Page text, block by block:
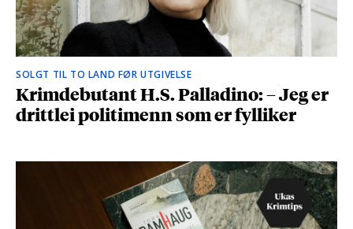
SOLGT TIL TO LAND FØR UTGIVELSE
Krimdebutant H.S. Palladino: – Jeg er
drittlei politimenn som er fylliker